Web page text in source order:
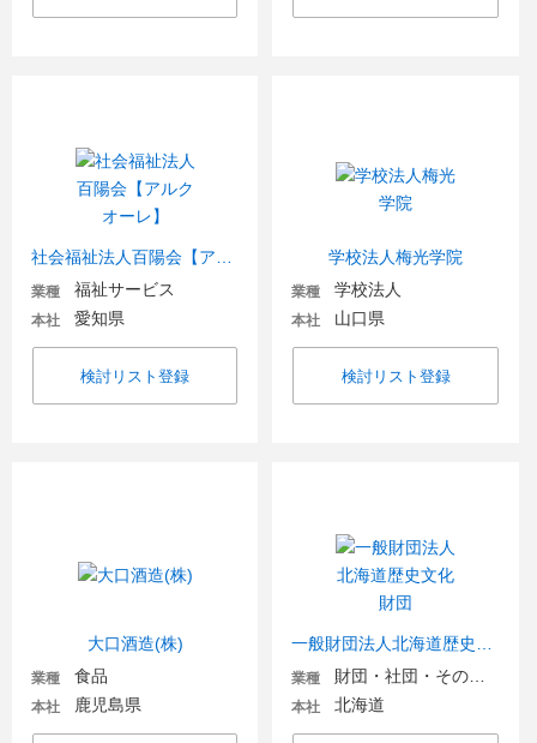
業種 福祉サービス
本社 愛知県
検討リスト登録
学校法人梅光学院
業種 学校法人
本社 山口県
検討リスト登録
大口酒造(株)
業種 食品
本社 鹿児島県
業種
本社 北海道